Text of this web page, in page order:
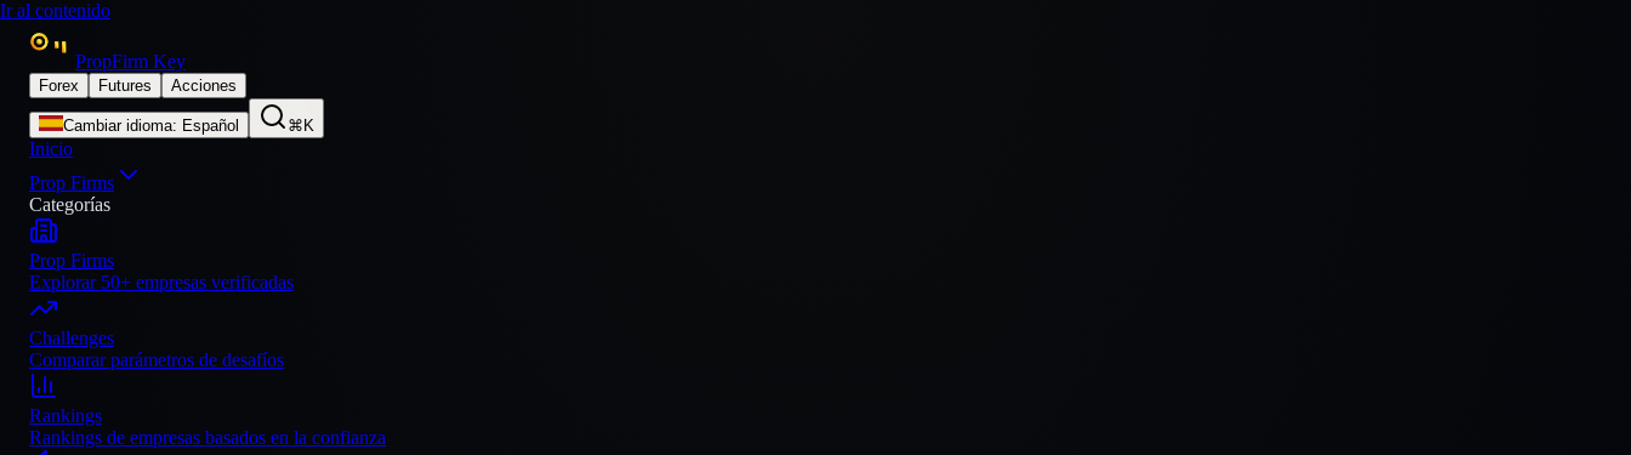
Ir al contenido
PropFirm Key
Forex Futures Acciones
Cambiar idioma: Español ⌘K
Inicio
Prop Firms
Categorías
Prop Firms
Explorar 50+ empresas verificadas
Challenges
Comparar parámetros de desafíos
Rankings
Rankings de empresas basados en la confianza